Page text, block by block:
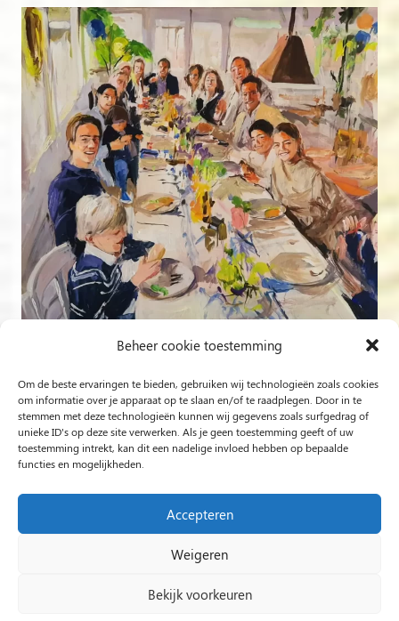
Beheer cookie toestemming
Om de beste ervaringen te bieden, gebruiken wij technologieën zoals cookies
om informatie over je apparaat op te slaan en/of te raadplegen. Door in te
stemmen met deze technologieën kunnen wij gegevens zoals surfgedrag of
unieke ID's op deze site verwerken. Als je geen toestemming geeft of uw
toestemming intrekt, kan dit een nadelige invloed hebben op bepaalde
functies en mogelijkheden.
Accepteren
Weigeren
Bekijk voorkeuren
Volg op Instagram
Rob Jacobs uit ’s-Hertogenbosch is een ‘Plein Air’- en
‘Live Event Painter’, schilderend bewogen door Licht en
Liefde.
2024 Rob Jacobs LIVE EVENT PAINTING / Hosted By
Impact Presentations